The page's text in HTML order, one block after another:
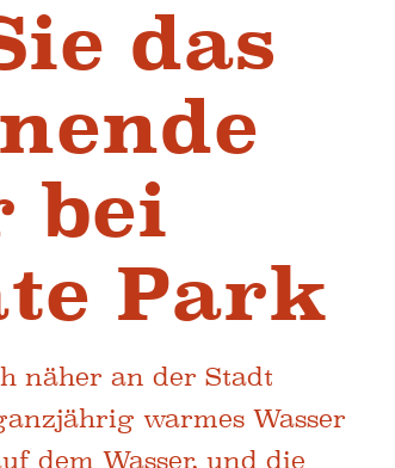
das
bei
Park
näher an der Stadt
warmes Wasser
dem Wasser, und die